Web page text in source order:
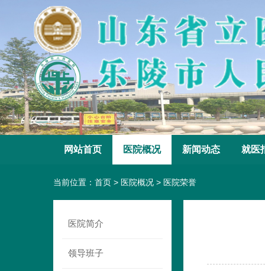
网站首页 医院概况 新闻动态 就医
当前位置： 首页 > 医院概况 > 医院荣誉
医院简介
领导班子